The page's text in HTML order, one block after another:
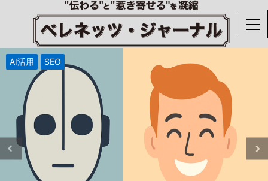
新規事業
AI活用 SEO
コラム
コラム
コラム
コラム
コラム
コラム
コラム
コラム